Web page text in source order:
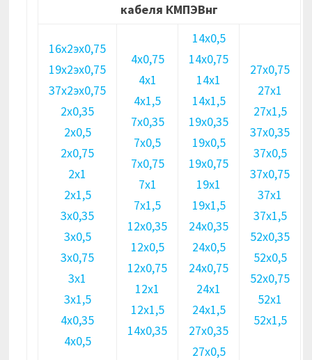
кабеля КМПЭВнг
16х2эх0,75
19х2эх0,75
37х2эх0,75
2х0,35
2х0,5
2х0,75
2х1
2х1,5
3х0,35
3х0,5
3х0,75
3х1
3х1,5
4х0,35
4х0,5
4х0,75
4х1
4х1,5
7х0,35
7х0,5
7х0,75
7х1
7х1,5
12х0,35
12х0,5
12х0,75
12х1
12х1,5
14х0,35
14х0,5
14х0,75
14х1
14х1,5
19х0,35
19х0,5
19х0,75
19х1
19х1,5
24х0,35
24х0,5
24х0,75
24х1
24х1,5
27х0,35
27х0,5
27х0,75
27х1
27х1,5
37х0,35
37х0,5
37х0,75
37х1
37х1,5
52х0,35
52х0,5
52х0,75
52х1
52х1,5